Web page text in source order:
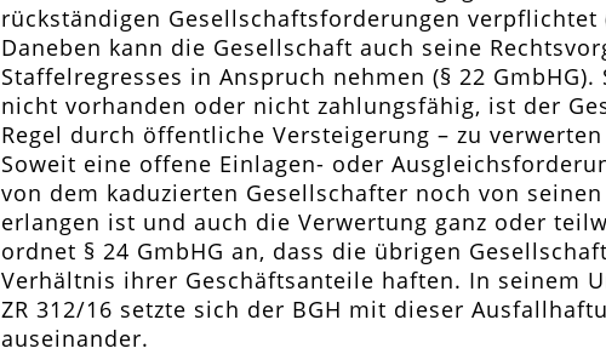
rückständigen Gesellschaftsforderungen verpflichtet
Daneben kann die Gesellschaft auch seine
Staffelregresses in Anspruch nehmen (§ 22 GmbHG).
nicht vorhanden oder nicht zahlungsfähig, ist der
Regel durch öffentliche Versteigerung – zu verwerten
Soweit eine offene Einlagen- oder
von dem kaduzierten Gesellschafter noch von
erlangen ist und auch die Verwertung ganz oder
ordnet § 24 GmbHG an, dass die übrigen
Verhältnis ihrer Geschäftsanteile haften. In seinem
ZR 312/16 setzte sich der BGH mit dieser
auseinander.